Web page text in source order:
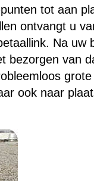
tot aan
ontvangt u
Na uw
bezorgen van
ook naar